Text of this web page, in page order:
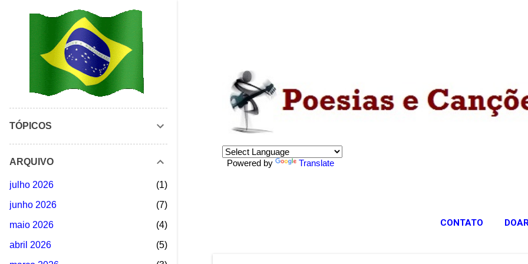
Powered by Translate
CONTATO
TÓPICOS
ARQUIVO
julho 2026
1
junho 2026
7
maio 2026
4
abril 2026
5